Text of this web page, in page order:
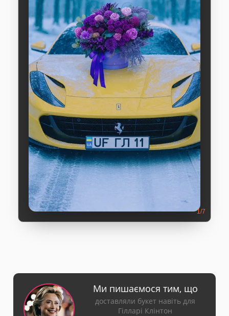
1/7
Ми пишаємося тим, що
доставляли букет навіть для
Гілларі Клінтон